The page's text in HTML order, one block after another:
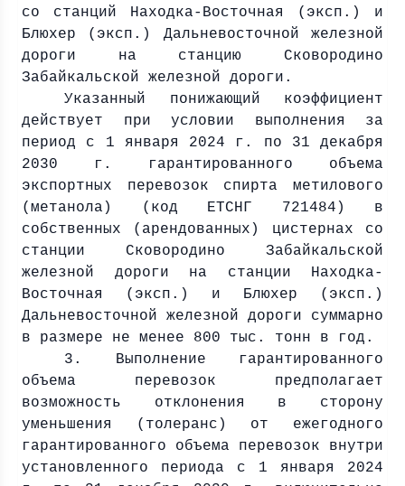
со станций Находка-Восточная (эксп.) и
Блюхер (эксп.) Дальневосточной железной
дороги на станцию Сковородино
Забайкальской железной дороги.
Указанный понижающий коэффициент
действует при условии выполнения за
период с 1 января 2024 г . по 31 декабря
2030 г . гарантированного объема
экспортных перевозок спирта метилового
(метанола) (код ЕТСНГ 721484) в
собственных (арендованных) цистернах со
станции Сковородино Забайкальской
железной дороги на станции Находка-
Восточная (эксп.) и Блюхер (эксп.)
Дальневосточной железной дороги суммарно
в размере не менее 800 тыс. тонн в год.
3. Выполнение гарантированного
объема перевозок предполагает
возможность отклонения в сторону
уменьшения (толеранс) от ежегодного
гарантированного объема перевозок внутри
установленного периода с 1 января 2024